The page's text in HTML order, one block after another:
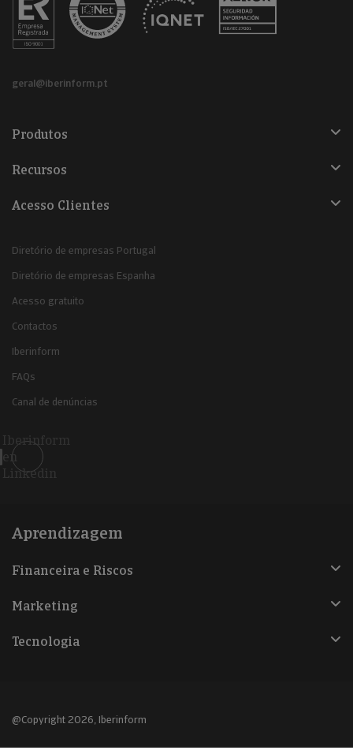
geral@iberinform.pt
Produtos
Recursos
Acesso Clientes
Diretório de empresas Portugal
Diretório de empresas Espanha
Acesso gratuito
Contactos
Iberinform
FAQs
Canal de denúncias
Iberinform
en
Linkedin
Aprendizagem
Financeira e Riscos
Marketing
Tecnologia
@Copyright 2026, Iberinform